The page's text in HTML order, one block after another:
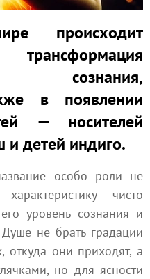
происходит
сознания,
в появлении
— носителей
и детей индиго.
особо роли не
чисто
уровень сознания и
не брать градации
откуда они приходят, а
но для ясности